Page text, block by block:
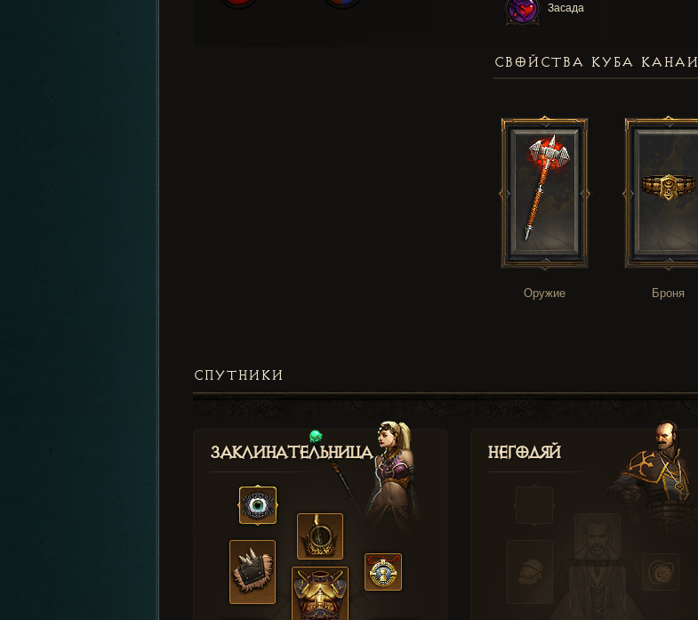
Засада
СВОЙСТВА КУБА КАНАИ
Оружие Броня
СПУТНИКИ
Заклинательница Негодяй